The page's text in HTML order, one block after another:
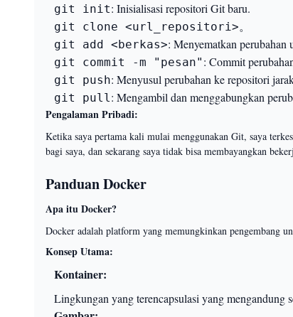
git init: Inisialisasi repositori Git baru.
git clone <url_repositori>。
git add <berkas>: Menyematkan perubahan
git commit -m "pesan" : Commit
git push: Menyusul perubahan ke repositori
git pull: Mengambil dan menggabungkan
Pengalaman Pribadi:
Ketika saya pertama kali mulai menggunakan Git, saya
bagi saya, dan sekarang saya tidak bisa membayangkan
Panduan Docker
Apa itu Docker?
Docker adalah platform yang memungkinkan pengembang
Konsep Utama:
Kontainer:
Lingkungan yang terencapsulasi yang mengandung